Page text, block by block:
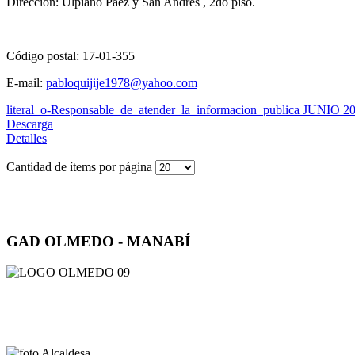
Código postal: 17-01-355
E-mail: pabloquijije1978@yahoo.com
literal_o-Responsable_de_atender_la_informacion_publica JUNIO
Descarga
Detalles
Cantidad de ítems por página
GAD OLMEDO - MANABÍ